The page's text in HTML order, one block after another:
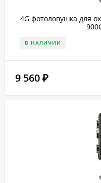
4G фотоловушка для
В НАЛИЧИИ
9 560 ₽